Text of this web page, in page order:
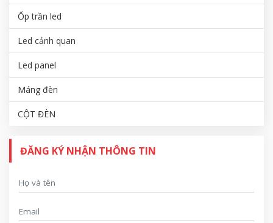
Ốp trần led
Led cảnh quan
Led panel
Máng đèn
CỘT ĐÈN
ĐĂNG KÝ NHẬN THÔNG TIN